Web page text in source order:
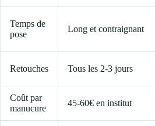
Temps de
pose
Long et contraignant
Retouches Tous les 2-3 jours
Coût par
manucure
45-60€ en institut